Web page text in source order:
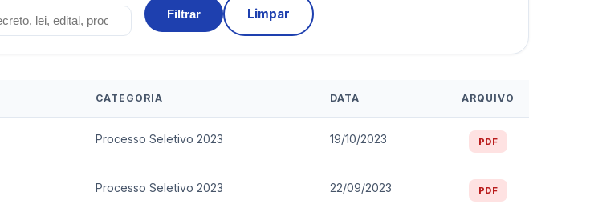
Filtrar Limpar
CATEGORIA DATA ARQUIVO
Processo Seletivo 2023 19/10/2023 PDF
Processo Seletivo 2023 22/09/2023 PDF